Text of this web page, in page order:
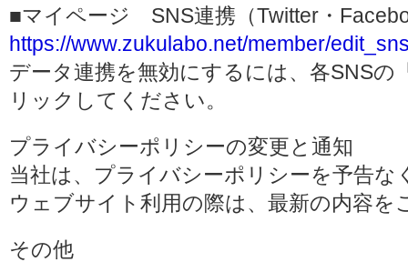
■マイページ SNS連携（Twitter・
https://www.zukulabo.net/member/
データ連携を無効にするには、各SNSの
リックしてください。
プライバシーポリシーの変更と通知
当社は、プライバシーポリシーを予告
ウェブサイト利用の際は、最新の内容を
その他